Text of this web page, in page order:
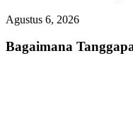
Agustus 6, 2026
Bagaimana